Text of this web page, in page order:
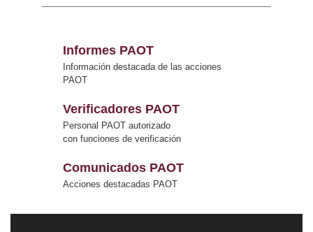
Informes PAOT
Información destacada de las acciones
PAOT
Verificadores PAOT
Personal PAOT autorizado
con funciones de verificación
Comunicados PAOT
Acciones destacadas PAOT